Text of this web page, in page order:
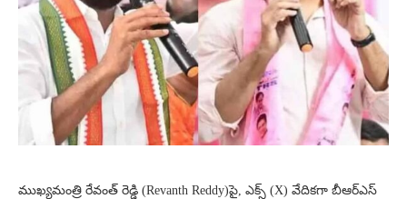
ముఖ్యమంత్రి రేవంత్ రెడ్డి (Revanth Reddy)పై, ఎక్స్ (X) వేదికగా బీఆర్ఎస్